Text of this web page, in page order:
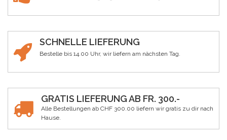
SCHNELLE LIEFERUNG
Bestelle bis 14.00 Uhr, wir liefern am nächsten Tag.
GRATIS LIEFERUNG AB FR. 300.-
Alle Bestellungen ab CHF 300.00 liefern wir gratis zu dir nach
Hause.